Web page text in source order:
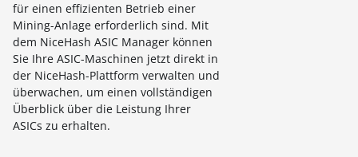
für einen effizienten Betrieb einer
Mining-Anlage erforderlich sind. Mit
dem NiceHash ASIC Manager können
Sie Ihre ASIC-Maschinen jetzt direkt in
der NiceHash-Plattform verwalten und
überwachen, um einen vollständigen
Überblick über die Leistung Ihrer
ASICs zu erhalten.